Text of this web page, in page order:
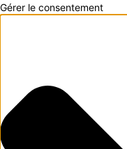
Gérer le consentement